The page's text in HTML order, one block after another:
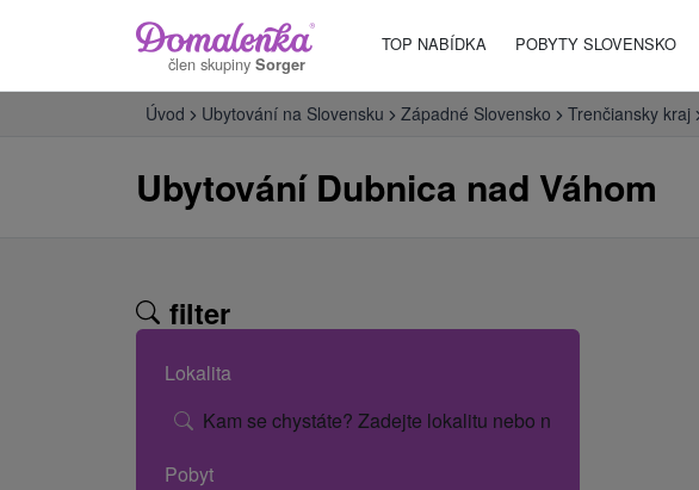
člen skupiny Sorger
TOP NABÍDKA POBYTY SLOVENSKO
Úvod Ubytování na Slovensku Západné Slovensko Trenčiansky kraj
Ubytování Dubnica nad Váhom
filter
Lokalita
Kam se chystáte? Zadejte lokalitu nebo název hotelu.
Pobyt